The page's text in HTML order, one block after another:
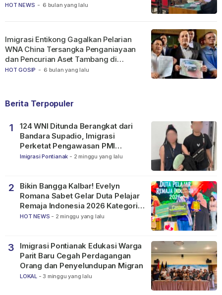
HOT NEWS - 6 bulan yang lalu
HOT GOSIP - 6 bulan yang lalu
Imigrasi Entikong Gagalkan Pelarian
WNA China Tersangka Penganiayaan
dan Pencurian Aset Tambang di
Ketapang
Berita Terpopuler
1
124 WNI Ditunda Berangkat dari
Bandara Supadio, Imigrasi
Perketat Pengawasan PMI
Nonprosedural
Imigrasi Pontianak - 2 minggu yang lalu
2
Bikin Bangga Kalbar! Evelyn
Romana Sabet Gelar Duta Pelajar
Remaja Indonesia 2026 Kategori
SMP
HOT NEWS - 2 minggu yang lalu
3
Imigrasi Pontianak Edukasi Warga
Parit Baru Cegah Perdagangan
Orang dan Penyelundupan Migran
LOKAL - 3 minggu yang lalu